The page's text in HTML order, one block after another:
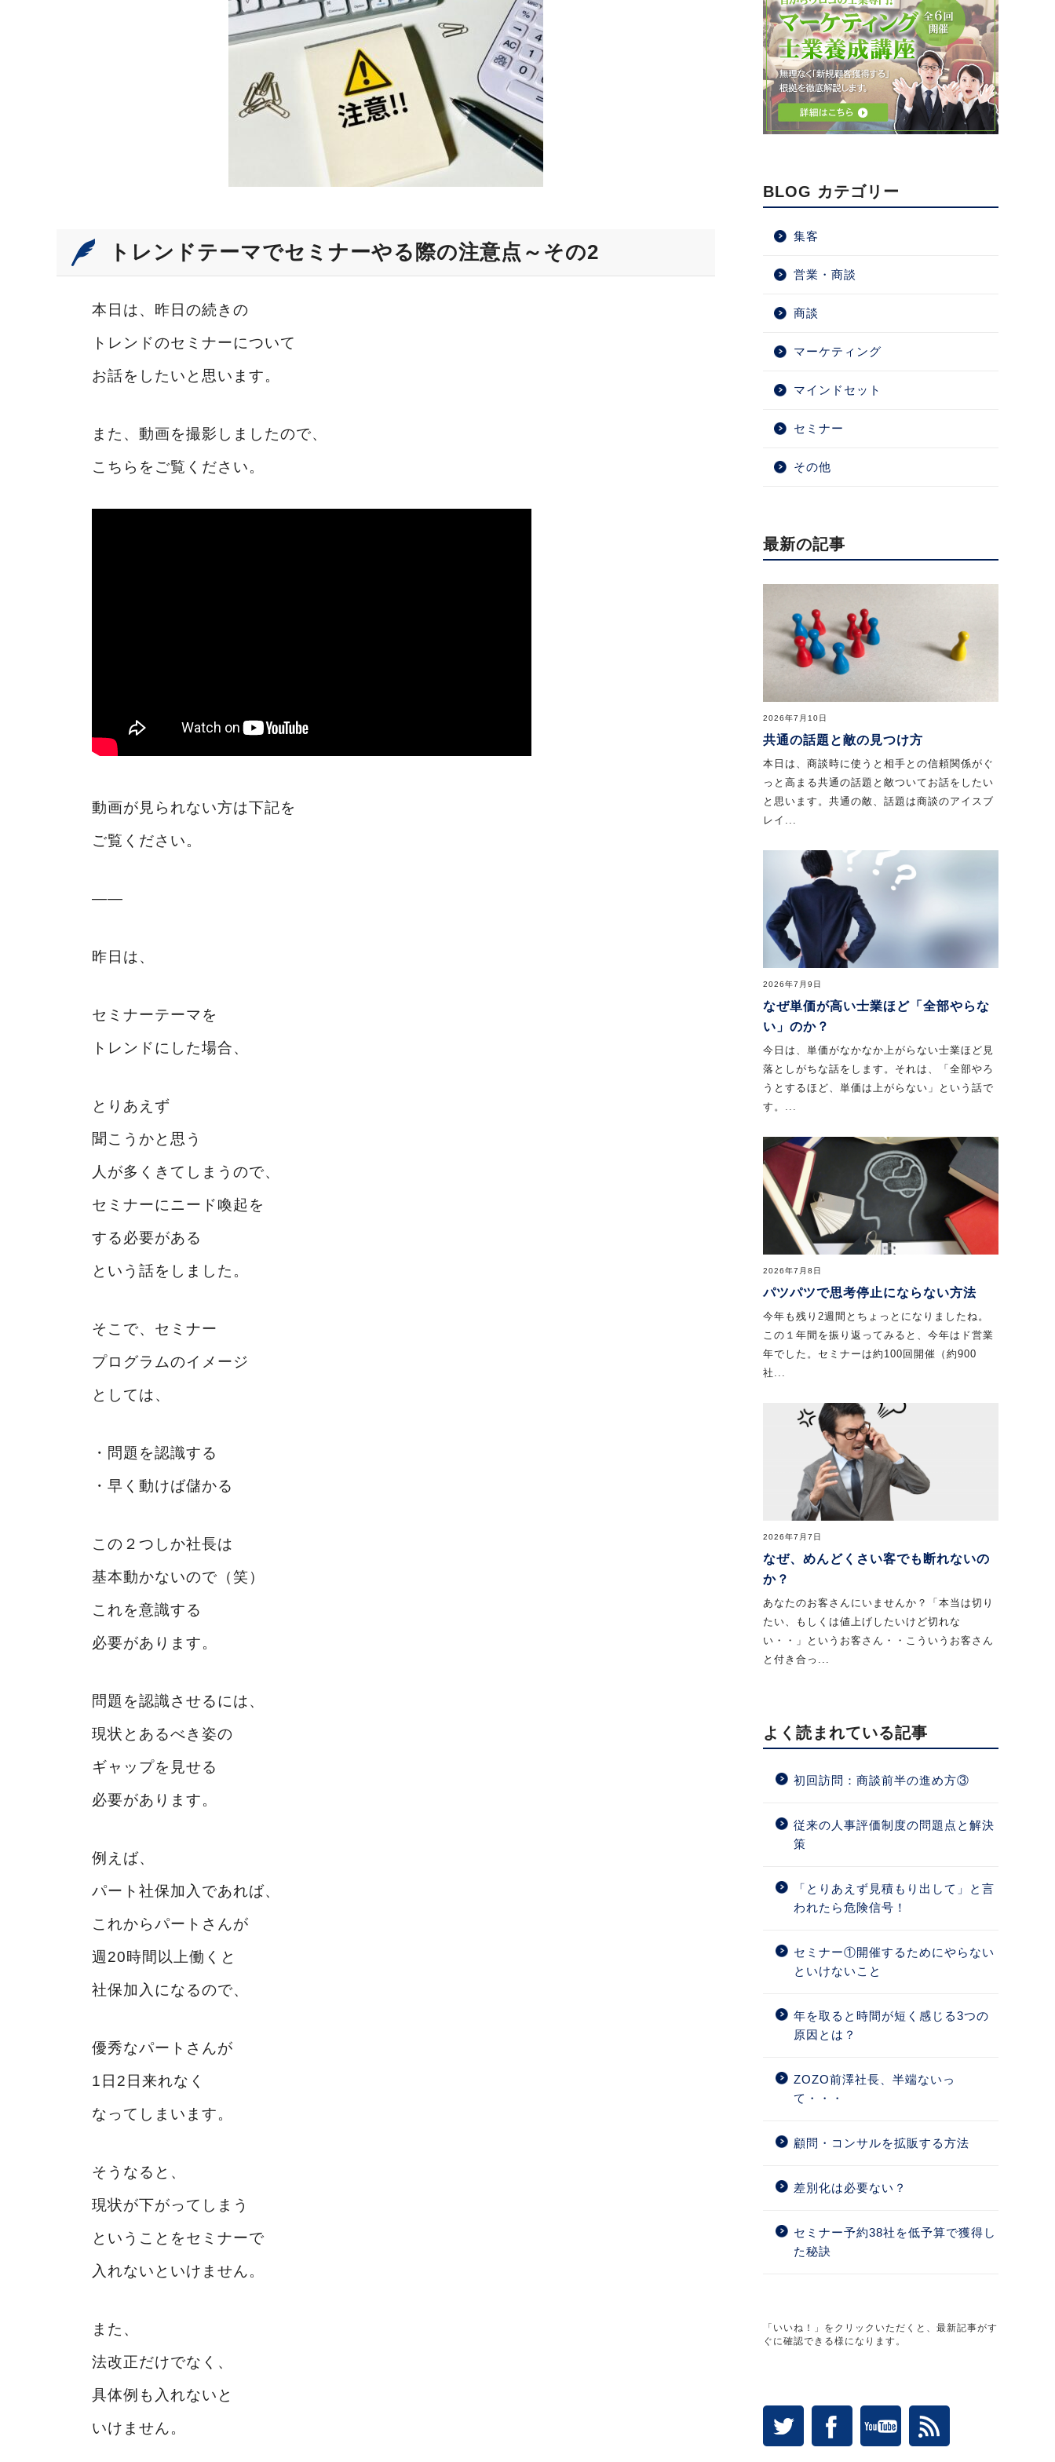
トレンドテーマでセミナーやる際の注意点～その2
本日は、昨日の続きの
トレンドのセミナーについて
お話をしたいと思います。
また、動画を撮影しましたので、
こちらをご覧ください。
動画が見られない方は下記を
ご覧ください。
――
昨日は、
セミナーテーマを
トレンドにした場合、
とりあえず
聞こうかと思う
人が多くきてしまうので、
セミナーにニード喚起を
する必要がある
という話をしました。
そこで、セミナー
プログラムのイメージ
としては、
・問題を認識する
・早く動けば儲かる
この２つしか社長は
基本動かないので（笑）
これを意識する
必要があります。
問題を認識させるには、
現状とあるべき姿の
ギャップを見せる
必要があります。
例えば、
パート社保加入であれば、
これからパートさんが
週20時間以上働くと
社保加入になるので、
優秀なパートさんが
1日2日来れなく
なってしまいます。
そうなると、
現状が下がってしまう
ということをセミナーで
入れないといけません。
また、
法改正だけでなく、
具体例も入れないと
いけません。
BLOG カテゴリー
集客
営業・商談
商談
マーケティング
マインドセット
セミナー
その他
最新の記事
2026年7月10日
共通の話題と敵の見つけ方
本日は、商談時に使うと相手との信頼関係がぐ
っと高まる共通の話題と敵ついてお話をしたい
と思います。共通の敵、話題は商談のアイスブ
レイ...
2026年7月9日
なぜ単価が高い士業ほど「全部やらな
い」のか？
今日は、単価がなかなか上がらない士業ほど見
落としがちな話をします。それは、「全部やろ
うとするほど、単価は上がらない」という話で
す。...
2026年7月8日
パツパツで思考停止にならない方法
今年も残り2週間とちょっとになりましたね。
この１年間を振り返ってみると、今年はド営業
年でした。セミナーは約100回開催（約900
社...
2026年7月7日
なぜ、めんどくさい客でも断れないの
か？
あなたのお客さんにいませんか？「本当は切り
たい、もしくは値上げしたいけど切れな
い・・」というお客さん・・こういうお客さん
と付き合っ...
よく読まれている記事
初回訪問：商談前半の進め方③
従来の人事評価制度の問題点と解決
策
「とりあえず見積もり出して」と言
われたら危険信号！
セミナー①開催するためにやらない
といけないこと
年を取ると時間が短く感じる3つの
原因とは？
ZOZO前澤社長、半端ないっ
て・・・
顧問・コンサルを拡販する方法
差別化は必要ない？
セミナー予約38社を低予算で獲得し
た秘訣
「いいね！」をクリックいただくと、最新記事がす
ぐに確認できる様になります。